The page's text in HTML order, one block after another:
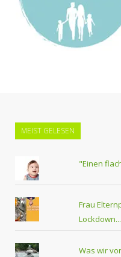
MEIST GELESEN
"Einen
Frau
Lockdown...
Was wir